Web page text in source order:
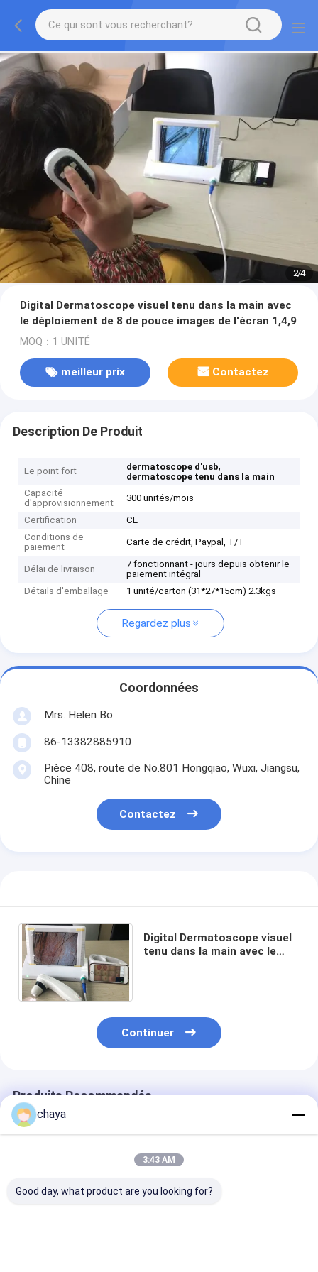
2/4
Digital Dermatoscope visuel tenu dans la main avec
le déploiement de 8 de pouce images de l'écran 1,4,9
MOQ：1 UNITÉ
meilleur prix Contactez
Description De Produit
Le point fort dermatoscope d'usb,
dermatoscope tenu dans la main
Capacité
d'approvisionnement
300 unités/mois
Certification
CE
Conditions de
paiement
Carte de crédit, Paypal, T/T
Délai de livraison
7 fonctionnant - jours depuis obtenir le
paiement intégral
Détails d'emballage
1 unité/carton (31*27*15cm) 2.3kgs
Regardez plus
Coordonnées
Mrs. Helen Bo
86-13382885910
Pièce 408, route de No.801 Hongqiao, Wuxi, Jiangsu,
Chine
Contactez
Digital Dermatoscope visuel
tenu dans la main avec le
Continuer
Produits Recommandés
chaya
3:43 AM
Good day, what product are you looking for?